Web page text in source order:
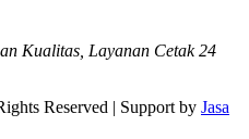
Kualitas, Layanan Cetak 24
Reserved | Support by Jasa